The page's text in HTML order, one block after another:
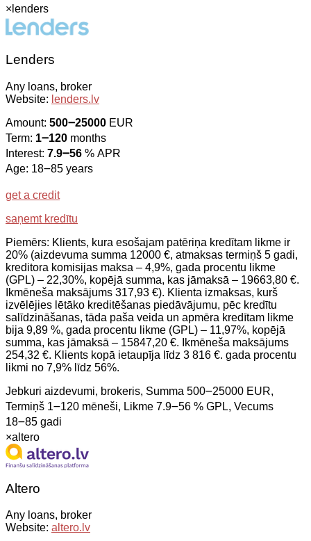
× lenders
Lenders
Any loans, broker
Website: lenders.lv
Amount: 500౼25000 EUR
Term: 1౼120 months
Interest: 7.9౼56 % APR
Age: 18౼85 years
get a credit
saņemt kredītu
Piemērs: Klients, kura esošajam patēriņa kredītam likme ir
20% (aizdevuma summa 12000 €, atmaksas termiņš 5 gadi,
kreditora komisijas maksa – 4,9%, gada procentu likme
(GPL) – 22,30%, kopējā summa, kas jāmaksā – 19663,80 €.
Ikmēneša maksājums 317,93 €). Klienta izmaksas, kurš
izvēlējies lētāko kreditēšanas piedāvājumu, pēc kredītu
salīdzināšanas, tāda paša veida un apmēra kredītam likme
bija 9,89 %, gada procentu likme (GPL) – 11,97%, kopējā
summa, kas jāmaksā – 15847,20 €. Ikmēneša maksājums
254,32 €. Klients kopā ietaupīja līdz 3 816 €. gada procentu
likmi no 7,9% līdz 56%.
Jebkuri aizdevumi, brokeris, Summa 500౼25000 EUR,
Termiņš 1౼120 mēneši, Likme 7.9౼56 % GPL, Vecums
18౼85 gadi
×altero
Altero
Any loans, broker
Website: altero.lv